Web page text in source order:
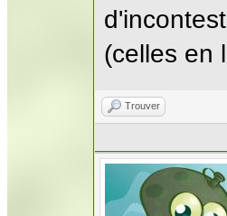
(celles en
Trouver